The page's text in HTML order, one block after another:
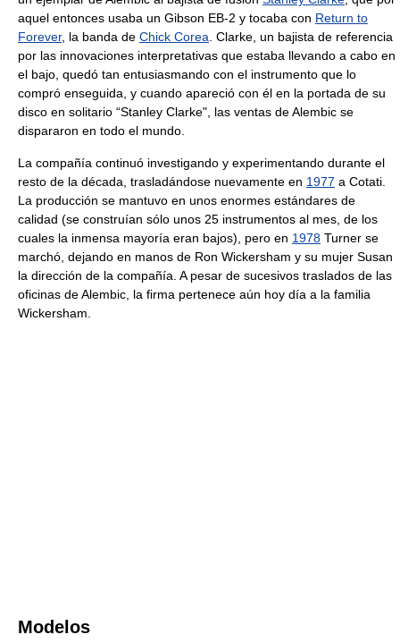
aquel entonces usaba un Gibson EB-2 y tocaba con Return to
Forever, la banda de Chick Corea . Clarke, un bajista de referencia
por las innovaciones interpretativas que estaba llevando a cabo en
el bajo, quedó tan entusiasmando con el instrumento que lo
compró enseguida, y cuando apareció con él en la portada de su
disco en solitario “Stanley Clarke", las ventas de Alembic se
dispararon en todo el mundo.
La compañía continuó investigando y experimentando durante el
resto de la década, trasladándose nuevamente en 1977 a Cotati.
La producción se mantuvo en unos enormes estándares de
calidad (se construían sólo unos 25 instrumentos al mes, de los
cuales la inmensa mayoría eran bajos), pero en 1978 Turner se
marchó, dejando en manos de Ron Wickersham y su mujer Susan
la dirección de la compañía. A pesar de sucesivos traslados de las
oficinas de Alembic, la firma pertenece aún hoy día a la familia
Wickersham.
Modelos